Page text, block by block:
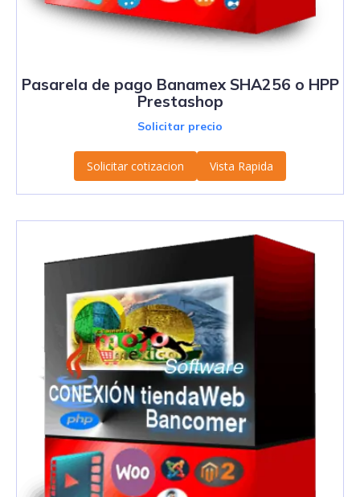
Pasarela de pago Banamex SHA256 o HPP
Prestashop
Solicitar precio
Solicitar cotizacion Vista Rapida